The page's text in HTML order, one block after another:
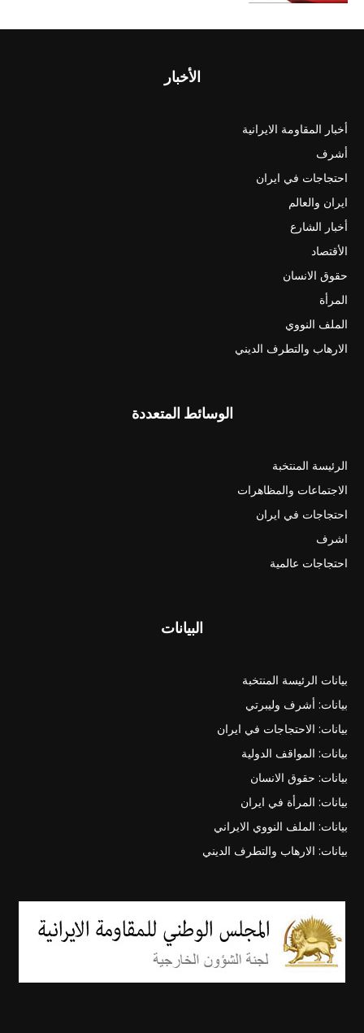
الأخبار
أخبار المقاومة الايرانية
أشرف
احتجاجات في ايران
ايران والعالم
أخبار الشارع
الأقتصاد
حقوق الانسان
المرأة
الملف النووي
الارهاب والتطرف الديني
الوسائط المتعددة
الرئيسة المنتخبة
الاجتماعات والمظاهرات
احتجاجات في ايران
اشرف
احتجاجات عالمية
البيانات
بيانات الرئيسة المنتخبة
بيانات: أشرف وليبرتي
بيانات: الاحتجاجات في ايران
بيانات: المواقف الدولية
بيانات: حقوق الانسان
بيانات: المرأة في ايران
بيانات: الملف النووي الايراني
بيانات: الارهاب والتطرف الديني